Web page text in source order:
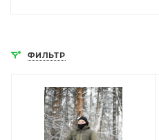
ФИЛЬТР